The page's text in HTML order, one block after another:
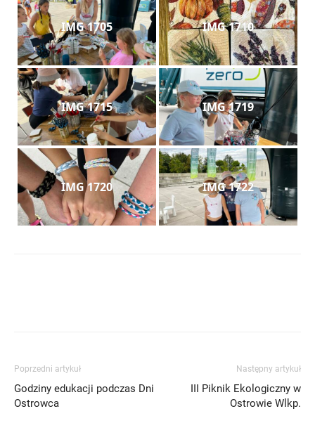
IMG 1705 IMG 1710
IMG 1715 IMG 1719
IMG 1720 IMG 1722
Poprzedni artykuł
Godziny edukacji podczas Dni
Ostrowca
Następny artykuł
III Piknik Ekologiczny w
Ostrowie Wlkp.